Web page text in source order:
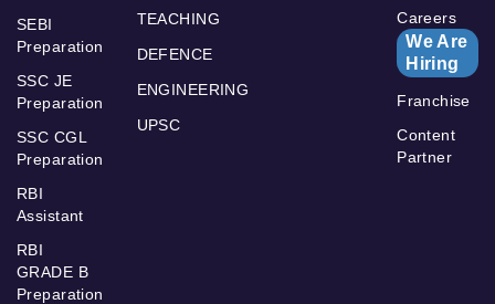
SEBI
Preparation
SSC JE
Preparation
SSC CGL
Preparation
RBI
Assistant
RBI
GRADE B
Preparation
TEACHING
DEFENCE
ENGINEERING
UPSC
Careers
We Are
Hiring
Franchise
Content
Partner